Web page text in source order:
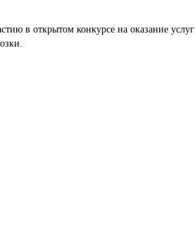
в открытом конкурсе на оказание услуг